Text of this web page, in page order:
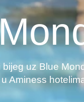
bijeg uz Blue
Aminess